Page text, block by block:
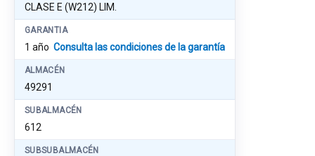
CLASE E (W212) LIM.
GARANTIA
1 año Consulta las condiciones de la garantía
ALMACÉN
49291
SUBALMACÉN
612
SUBSUBALMACÉN